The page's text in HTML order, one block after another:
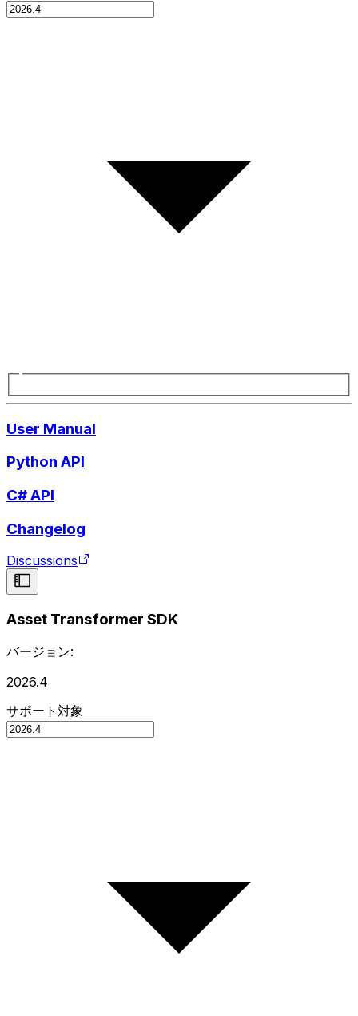
User Manual
Python API
C# API
Changelog
Discussions
Asset Transformer SDK
バージョン:
2026.4
サポート対象